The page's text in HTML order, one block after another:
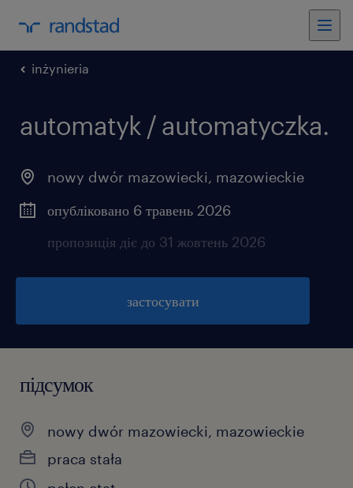
inżynieria
automatyk / automatyczka.
nowy dwór mazowiecki, mazowieckie
опубліковано 6 травень 2026
пропозиція діє до 31 жовтень 2026
застосувати
підсумок
nowy dwór mazowiecki, mazowieckie
praca stała